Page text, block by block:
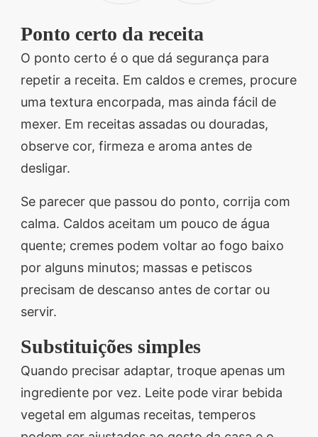
Ponto certo da receita
O ponto certo é o que dá segurança para
repetir a receita. Em caldos e cremes, procure
uma textura encorpada, mas ainda fácil de
mexer. Em receitas assadas ou douradas,
observe cor, firmeza e aroma antes de
desligar.
Se parecer que passou do ponto, corrija com
calma. Caldos aceitam um pouco de água
quente; cremes podem voltar ao fogo baixo
por alguns minutos; massas e petiscos
precisam de descanso antes de cortar ou
servir.
Substituições simples
Quando precisar adaptar, troque apenas um
ingrediente por vez. Leite pode virar bebida
vegetal em algumas receitas, temperos